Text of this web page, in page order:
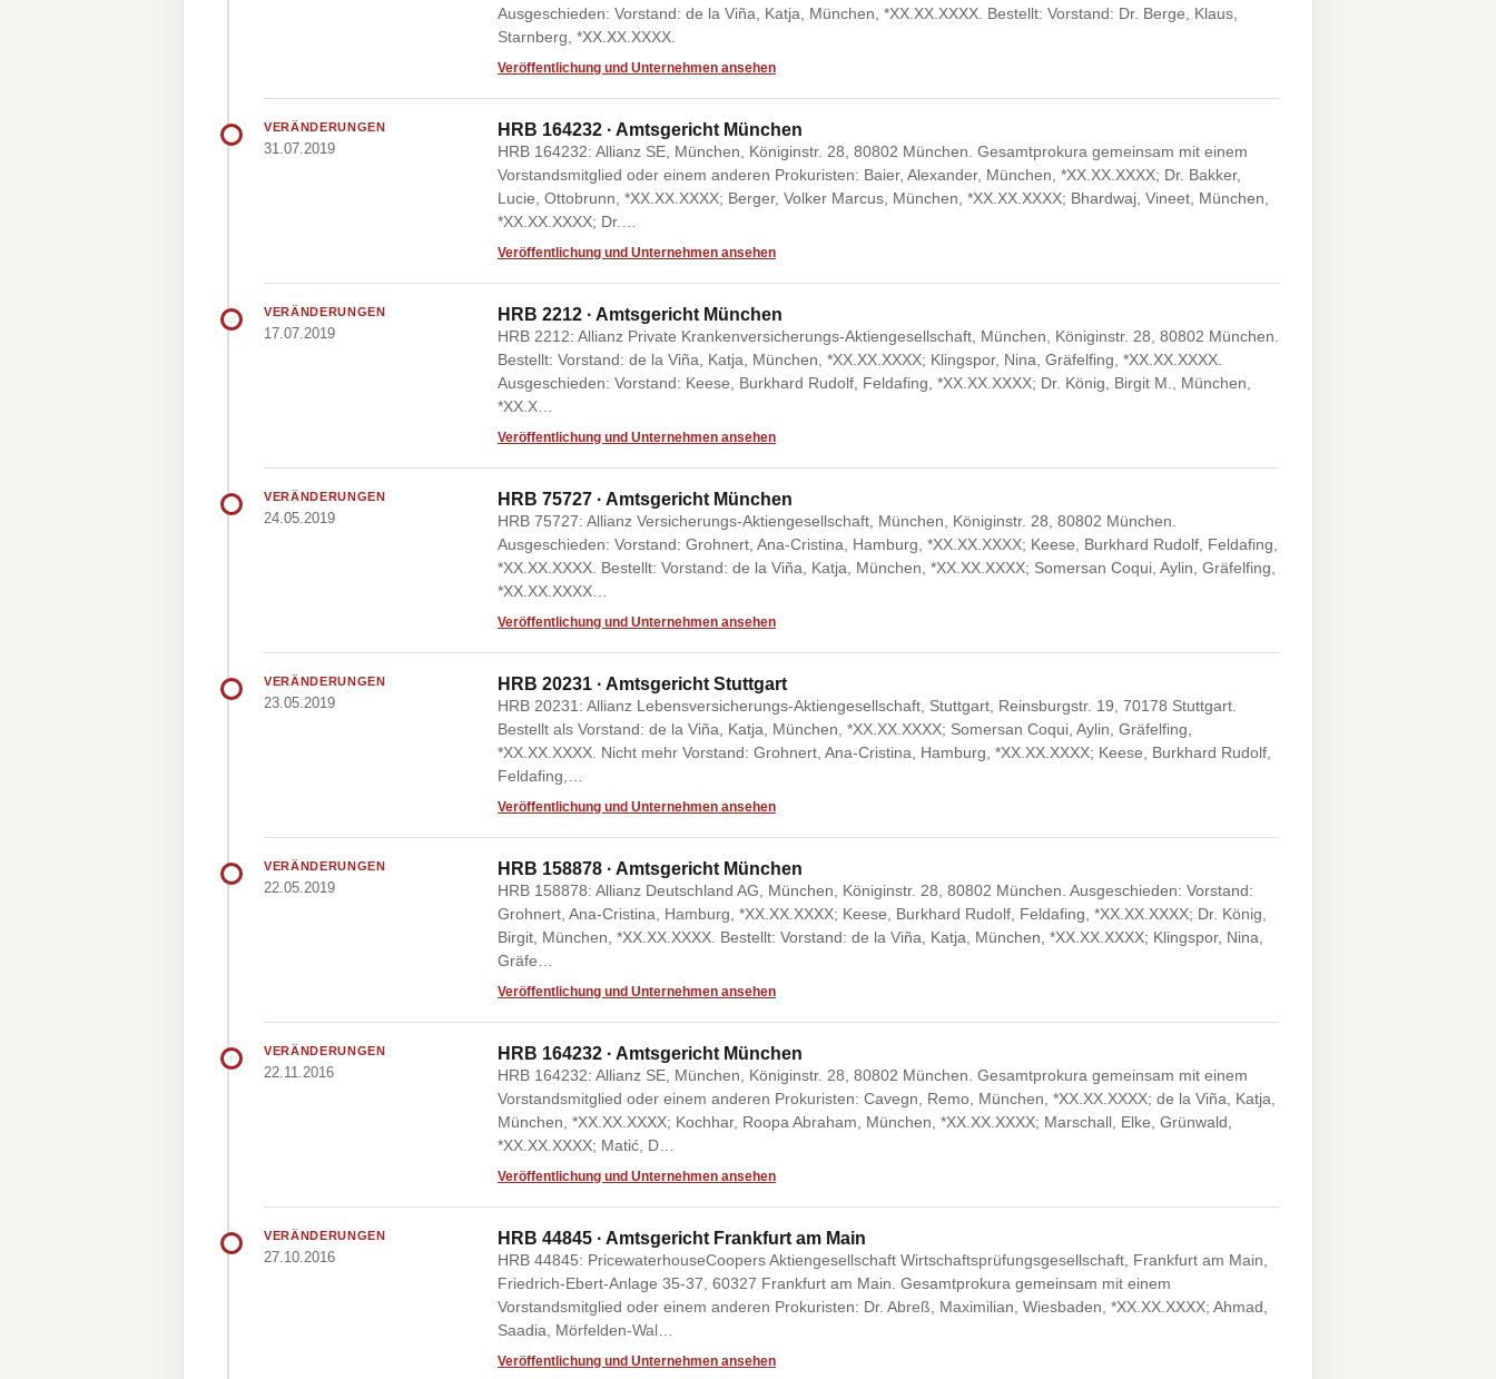
Ausgeschieden: Vorstand: de la Viña, Katja, München, *XX.XX.XXXX. Bestellt: Vorstand: Dr. Berge, Klaus,
Starnberg, *XX.XX.XXXX.
Veröffentlichung und Unternehmen ansehen
VERÄNDERUNGEN
31.07.2019
HRB 164232 · Amtsgericht München
HRB 164232: Allianz SE, München, Königinstr. 28, 80802 München. Gesamtprokura gemeinsam mit einem
Vorstandsmitglied oder einem anderen Prokuristen: Baier, Alexander, München, *XX.XX.XXXX; Dr. Bakker,
Lucie, Ottobrunn, *XX.XX.XXXX; Berger, Volker Marcus, München, *XX.XX.XXXX; Bhardwaj, Vineet, München,
*XX.XX.XXXX; Dr.…
Veröffentlichung und Unternehmen ansehen
VERÄNDERUNGEN
17.07.2019
HRB 2212 · Amtsgericht München
HRB 2212: Allianz Private Krankenversicherungs-Aktiengesellschaft, München, Königinstr. 28, 80802 München.
Bestellt: Vorstand: de la Viña, Katja, München, *XX.XX.XXXX; Klingspor, Nina, Gräfelfing, *XX.XX.XXXX.
Ausgeschieden: Vorstand: Keese, Burkhard Rudolf, Feldafing, *XX.XX.XXXX; Dr. König, Birgit M., München,
*XX.X…
Veröffentlichung und Unternehmen ansehen
VERÄNDERUNGEN
24.05.2019
HRB 75727 · Amtsgericht München
HRB 75727: Allianz Versicherungs-Aktiengesellschaft, München, Königinstr. 28, 80802 München.
Ausgeschieden: Vorstand: Grohnert, Ana-Cristina, Hamburg, *XX.XX.XXXX; Keese, Burkhard Rudolf, Feldafing,
*XX.XX.XXXX. Bestellt: Vorstand: de la Viña, Katja, München, *XX.XX.XXXX; Somersan Coqui, Aylin, Gräfelfing,
*XX.XX.XXXX…
Veröffentlichung und Unternehmen ansehen
VERÄNDERUNGEN
23.05.2019
HRB 20231 · Amtsgericht Stuttgart
HRB 20231: Allianz Lebensversicherungs-Aktiengesellschaft, Stuttgart, Reinsburgstr. 19, 70178 Stuttgart.
Bestellt als Vorstand: de la Viña, Katja, München, *XX.XX.XXXX; Somersan Coqui, Aylin, Gräfelfing,
*XX.XX.XXXX. Nicht mehr Vorstand: Grohnert, Ana-Cristina, Hamburg, *XX.XX.XXXX; Keese, Burkhard Rudolf,
Feldafing,…
Veröffentlichung und Unternehmen ansehen
VERÄNDERUNGEN
22.05.2019
HRB 158878 · Amtsgericht München
HRB 158878: Allianz Deutschland AG, München, Königinstr. 28, 80802 München. Ausgeschieden: Vorstand:
Grohnert, Ana-Cristina, Hamburg, *XX.XX.XXXX; Keese, Burkhard Rudolf, Feldafing, *XX.XX.XXXX; Dr. König,
Birgit, München, *XX.XX.XXXX. Bestellt: Vorstand: de la Viña, Katja, München, *XX.XX.XXXX; Klingspor, Nina,
Gräfe…
Veröffentlichung und Unternehmen ansehen
VERÄNDERUNGEN
22.11.2016
HRB 164232 · Amtsgericht München
HRB 164232: Allianz SE, München, Königinstr. 28, 80802 München. Gesamtprokura gemeinsam mit einem
Vorstandsmitglied oder einem anderen Prokuristen: Cavegn, Remo, München, *XX.XX.XXXX; de la Viña, Katja,
München, *XX.XX.XXXX; Kochhar, Roopa Abraham, München, *XX.XX.XXXX; Marschall, Elke, Grünwald,
*XX.XX.XXXX; Matić, D…
Veröffentlichung und Unternehmen ansehen
VERÄNDERUNGEN
27.10.2016
HRB 44845 · Amtsgericht Frankfurt am Main
HRB 44845: PricewaterhouseCoopers Aktiengesellschaft Wirtschaftsprüfungsgesellschaft, Frankfurt am Main,
Friedrich-Ebert-Anlage 35-37, 60327 Frankfurt am Main. Gesamtprokura gemeinsam mit einem
Vorstandsmitglied oder einem anderen Prokuristen: Dr. Abreß, Maximilian, Wiesbaden, *XX.XX.XXXX; Ahmad,
Saadia, Mörfelden-Wal…
Veröffentlichung und Unternehmen ansehen